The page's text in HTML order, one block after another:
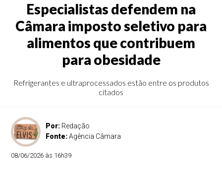
Especialistas defendem na
Câmara imposto seletivo para
alimentos que contribuem
para obesidade
Refrigerantes e ultraprocessados estão entre os produtos
citados
Por: Redação
Fonte:Agência Câmara
08/06/2026 às 16h39